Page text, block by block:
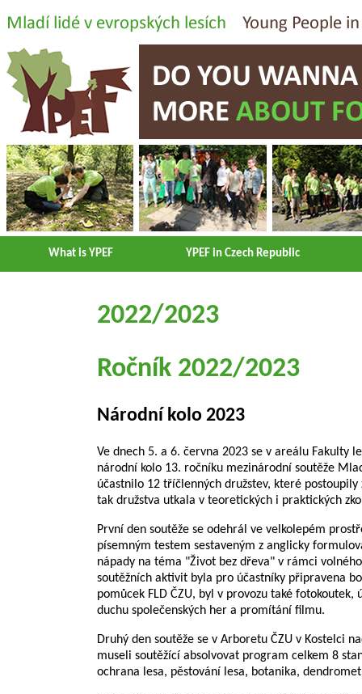
What is YPEF YPEF in Czech Republic
2022/2023
Ročník 2022/2023
Národní kolo 2023
Ve dnech 5. a 6. června 2023 se v areálu Fakulty
národní kolo 13. ročníku mezinárodní soutěže
účastnilo 12 tříčlenných družstev, které
tak družstva utkala v teoretických i praktických
První den soutěže se odehrál ve velkolepém
písemným testem sestaveným z anglicky
nápady na téma "Život bez dřeva" v rámci
soutěžních aktivit byla pro účastníky připravena
pomůcek FLD ČZU, byl v provozu také
duchu společenských her a promítání filmu.
Druhý den soutěže se v Arboretu ČZU v Kostelci
museli soutěžící absolvovat program celkem 8
ochrana lesa, pěstování lesa, botanika,